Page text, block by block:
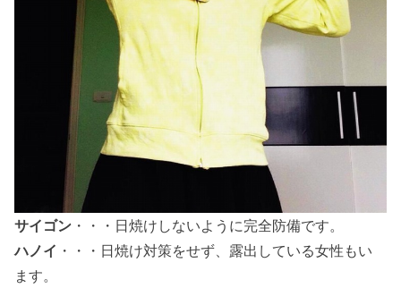
サイゴン ・・・日焼けしないように完全防備です。
ハノイ ・・・日焼け対策をせず、露出している女性もい
ます。